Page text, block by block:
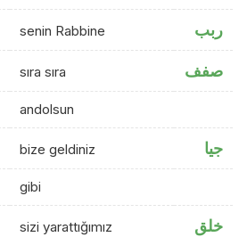
senin Rabbine ربب
sıra sıra صفف
andolsun
bize geldiniz جيا
gibi
sizi yarattığımız خلق